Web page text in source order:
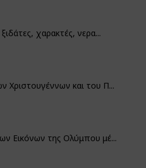
ξιδάτες, χαρακτές, νερα...
Χριστουγέννων και του Π...
Εικόνων της Ολύμπου μέ...